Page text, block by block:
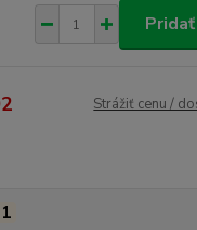
Strážiť cenu /
1